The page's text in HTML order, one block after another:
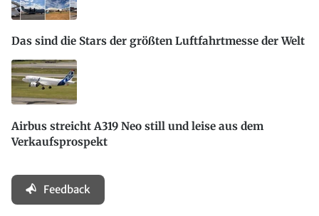
Das sind die Stars der größten Luftfahrtmesse der Welt
Airbus streicht A319 Neo still und leise aus dem
Verkaufsprospekt
Feedback